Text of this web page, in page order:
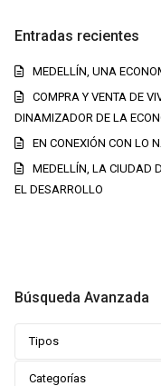
Entradas recientes
MEDELLÍN, UNA
COMPRA Y VENTA DE
DINAMIZADOR DE LA
EN CONEXIÓN CON LO
MEDELLÍN, LA CIUDAD
EL DESARROLLO
Búsqueda Avanzada
Tipos
Categorías